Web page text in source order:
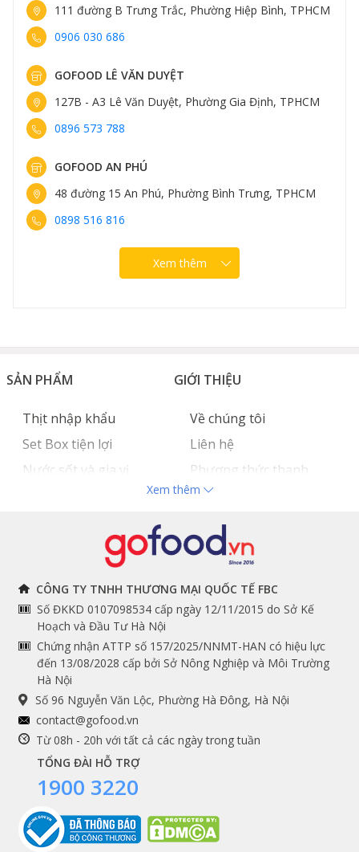
413 Thụy Khuê, Phường Tây Hồ, Hà Nội
0898 583 838
GOFOOD TRUNG KÍNH
161 Trung Kính, Phường Yên Hòa, Hà Nội
0898 582 828
GOFOOD NGUYỄN VĂN LỘC
96 Nguyễn Văn Lộc, Phường Hà Đông, Hà Nội
0889 307 308
Xem thêm
SẢN PHẨM
Thịt nhập khẩu
Set Box tiện lợi
Nước sốt và gia vị
GIỚI THIỆU
Về chúng tôi
Liên hệ
Phương thức thanh
toán
Tuyển dụng
THÔNG TIN
Chính sách và quy định
chung
Hướng dẫn đặt hàng
Cam kết chất lượng
THEO DÕI NGAY
Facebook
Instagram
Youtube
Tiktok
Shopee
DỊCH VỤ
Premium services
Xem thêm
CÔNG TY TNHH THƯƠNG MẠI QUỐC TẾ FBC
Số ĐKKD 0107098534 cấp ngày 12/11/2015 do Sở Kế
Hoạch và Đầu Tư Hà Nội
Chứng nhận ATTP số 157/2025/NNMT-HAN có hiệu lực
đến 13/08/2028 cấp bởi Sở Nông Nghiệp và Môi Trường
Hà Nội
Số 96 Nguyễn Văn Lộc, Phường Hà Đông, Hà Nội
contact@gofood.vn
Từ 08h - 20h với tất cả các ngày trong tuần
TỔNG ĐÀI HỖ TRỢ
1900 3220